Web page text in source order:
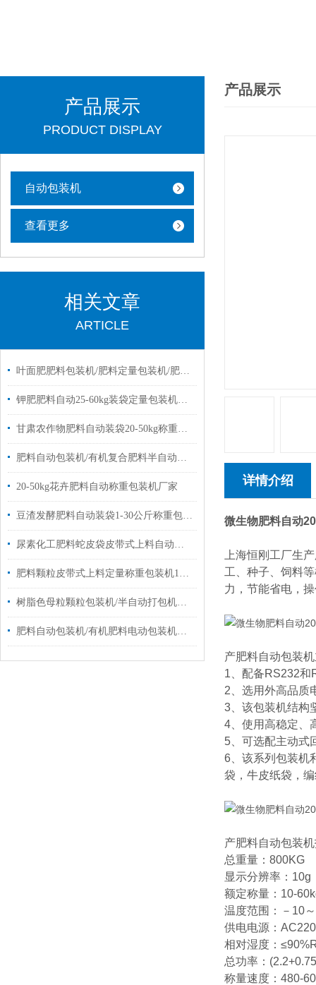
产品展示
PRODUCT DISPLAY
自动包装机
查看更多
相关文章
ARTICLE
叶面肥肥料包装机/肥料定量包装机/肥料称重包装机
钾肥肥料自动25-60kg装袋定量包装机简单操作
甘肃农作物肥料自动装袋20-50kg称重电子包装机厂家定制
肥料自动包装机/有机复合肥料半自动包装机厂家
20-50kg花卉肥料自动称重包装机厂家
豆渣发酵肥料自动装袋1-30公斤称重包装机厂家
尿素化工肥料蛇皮袋皮带式上料自动称重包装机厂家定制
肥料颗粒皮带式上料定量称重包装机10-50公斤
树脂色母粒颗粒包装机/半自动打包机厂家定制
肥料自动包装机/有机肥料电动包装机定制厂家
产品展示
详情介绍
微生物肥料自动
上海恒刚工厂生
工、种子、饲料
力，节能省电，
产肥料自动包装
1、配备RS232和
2、选用外高品质
3、该包装机结构
4、使用高稳定、
5、可选配主动式
6、该系列包装机
袋，牛皮纸袋，
产肥料自动包装
总重量：800KG
显示分辨率：10g
额定称量：10-
温度范围：－10
供电电源：
相对湿度：
总功率：
称量速度：480-